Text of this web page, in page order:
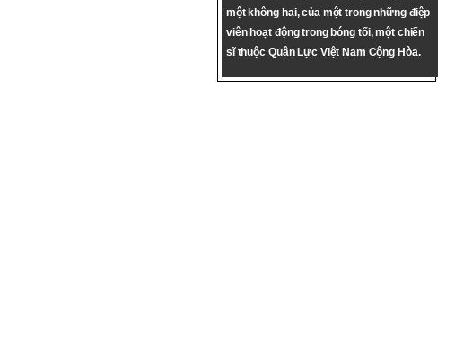
một không hai, của một trong những điệp
viên hoạt động trong bóng tối, một chiến
sĩ thuộc Quân Lực Việt Nam Cộng Hòa.